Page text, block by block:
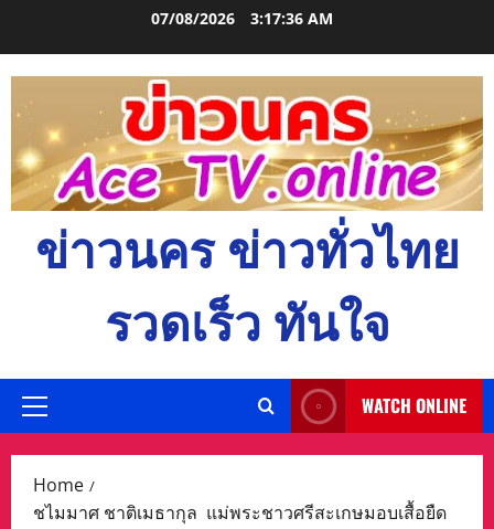
07/08/2026 3:17:37 AM
ข่าวนคร ข่าวทั่วไทย
รวดเร็ว ทันใจ
Primary
WATCH ONLINE
Home
ชไมมาศ ชาติเมธากุล แม่พระชาวศรีสะเกษมอบเสื้อยืด